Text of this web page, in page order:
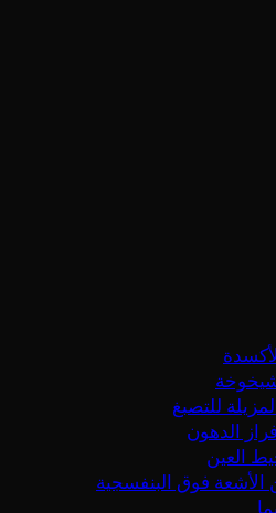
للتصبغ
الدهون
العين
الأشعة فوق البنفسجية